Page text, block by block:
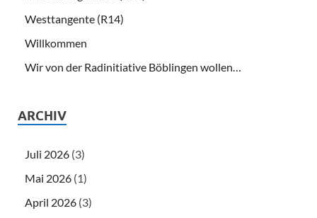
Westtangente (R14)
Willkommen
Wir von der Radinitiative Böblingen wollen…
ARCHIV
Juli 2026 (3)
Mai 2026 (1)
April 2026 (3)